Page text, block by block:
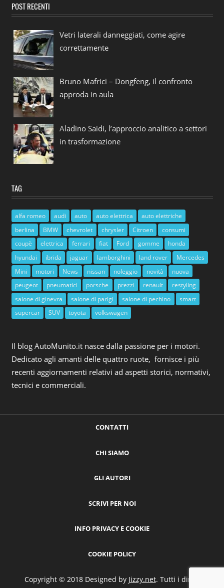
POST RECENTI
Vetri laterali danneggiati, come agire
correttamente
Bruno Mafrici – Dongfeng, il confronto
approda in aula
Aladino Saidi, l’approccio analitico a settori
in trasformazione
TAG
alfa romeo audi auto auto elettrica
auto elettriche
berlina
BMW chevrolet chrysler Citroen
consumi
coupè
elettrica ferrari fiat Ford gomme
honda
hyundai
ibrida jaguar lamborghini land rover
Mercedes
Mini
motori News nissan noleggio novità
nuova
peugeot
pneumatici porsche prezzi renault
restyling
salone di ginevra
salone di parigi salone di pechino
smart
supercar
SUV toyota volkswagen
Il blog AutoMunito.it nasce dalla passione per i motori.
Dedicato agli amanti delle quattro ruote, fornisce i più
recenti aggiornamenti relativi ad aspetti storici, normativi,
tecnici e commerciali.
CONTATTI
CHI SIAMO
GLI AUTORI
SCRIVI PER NOI
INFO PRIVACY E COOKIE
COOKIE POLICY
Copyright © 2018 Designed by Jizzy.net. Tutti i diritti